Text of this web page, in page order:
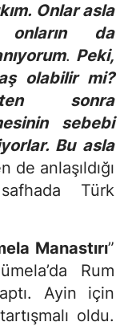
Onlar asla
da
. Peki,
olabilir mi?
sonra
sebebi
Bu asla
de anlaşıldığı
Türk
Manastırı”
Rum
Ayin için
oldu.